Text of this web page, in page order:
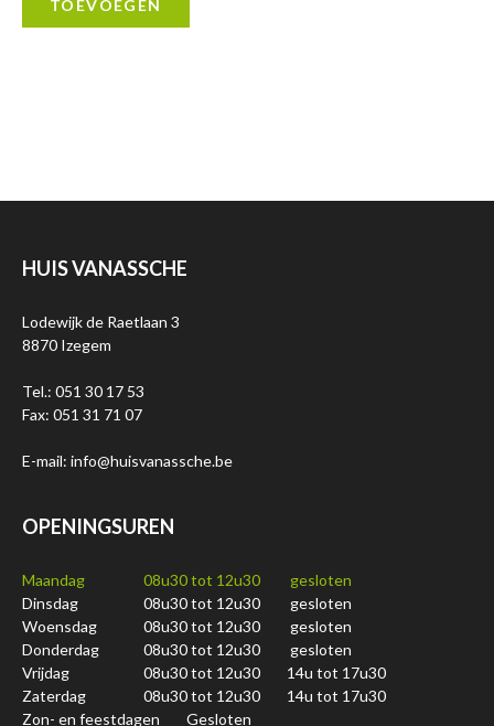
TOEVOEGEN
HUIS VANASSCHE
Lodewijk de Raetlaan 3
8870 Izegem
Tel.: 051 30 17 53
Fax: 051 31 71 07
E-mail: info@huisvanassche.be
OPENINGSUREN
Maandag 08u30 tot 12u30
gesloten
Dinsdag
08u30 tot 12u30
gesloten
Woensdag
08u30 tot 12u30
gesloten
Donderdag
08u30 tot 12u30
gesloten
Vrijdag
08u30 tot 12u30
14u tot 17u30
Zaterdag
08u30 tot 12u30
14u tot 17u30
Zon- en feestdagen
Gesloten